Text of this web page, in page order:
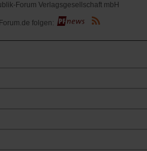
Forum Verlagsgesellschaft mbH
(Öffnet
in
neuen
folgen: